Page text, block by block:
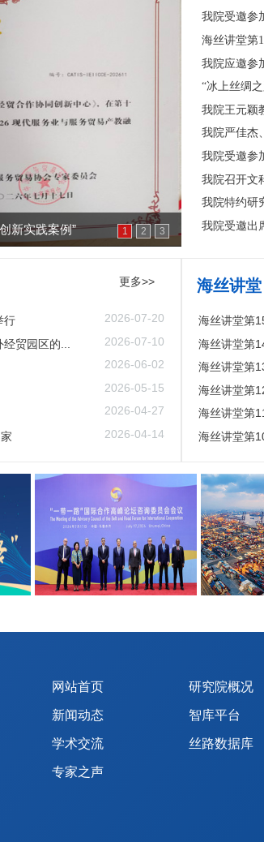
1 2 3
我院受邀参
海丝讲堂第
我院应邀参
“冰上丝绸
我院王元颖
我院严佳杰
我院受邀参
我院召开文
我院特约研
我院受邀出
更多>>
行
2026-07-20
贸园区的...
2026-07-10
2026-06-02
2026-05-15
2026-04-27
2026-04-14
海丝讲堂
海丝讲堂第
海丝讲堂第
海丝讲堂第
海丝讲堂第
海丝讲堂第
海丝讲堂第
网站首页 研究院概况
新闻动态 智库平台
学术交流 丝路数据库
专家之声